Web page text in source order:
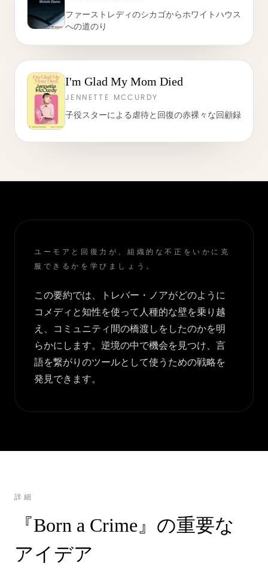
ファーストレディのシカゴからホワイトハウス
への道のり
I'm Glad My Mom Died
JENNETTE MCCURDY
子役スターによる虐待と回復の赤裸々な回顧録
ユーモアと回復力が、組織的な不正をいかに克
服できるかを学びましょう。
この要約では、トレバー・ノアがどのように
コメディと知性を使って人種的な壁を乗り越
え、コミュニティ間の橋渡しをしたのかを明
らかにします。逆境の中で機会を見つけ、言
語を繋がりのツールとして使うための戦略を
発見できます。
詳細
『Born a Crime』の重要な
アイデア